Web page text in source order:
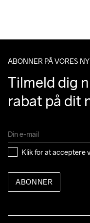
ABONNER PÅ VORES
Tilmeld dig
rabat på dit
Klik for at acceptere
ABONNER